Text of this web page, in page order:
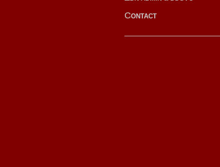
CONTACT